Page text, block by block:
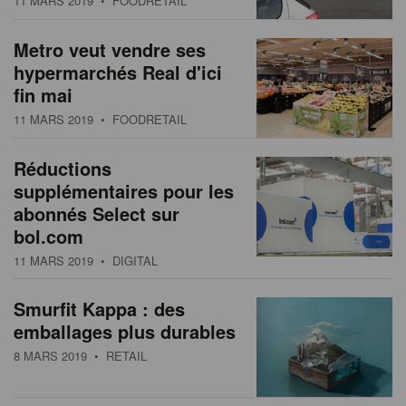
Metro veut vendre ses
hypermarchés Real d'ici
fin mai
11 MARS 2019 • FOODRETAIL
Réductions
supplémentaires pour les
abonnés Select sur
bol.com
11 MARS 2019 • DIGITAL
Smurfit Kappa : des
emballages plus durables
8 MARS 2019 • RETAIL
a
t
i
o